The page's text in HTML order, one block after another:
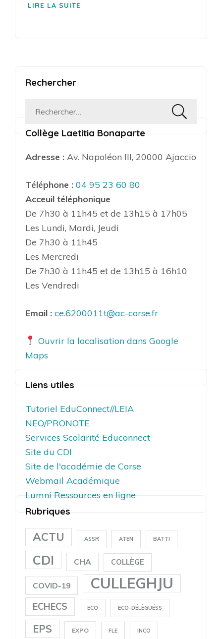
LIRE LA SUITE
Rechercher
Rechercher :
Collège Laetitia Bonaparte
Adresse : Av. Napoléon III, 20000 Ajaccio
Téléphone : 04 95 23 60 80
Acceuil téléphonique
De 7h30 à 11h45 et de 13h15 à 17h05
Les Lundi, Mardi, Jeudi
De 7h30 à 11h45
Les Mercredi
De 7h30 à 11h45 et de 13h15 à 16h10
Les Vendredi
Email : ce.6200011t@ac-corse.fr
Ouvrir la localisation dans Google
Maps
Liens utiles
Tutoriel EduConnect//LEIA
NEO/PRONOTE
Services Scolarité Educonnect
Site du CDI
Site de l'académie de Corse
Webmail Académique
Lumni Ressources en ligne
Rubriques
ACTU ASSR ATEN BATTI
CDI CHA COLLÈGE
COVID-19 CULLEGHJU
ECHECS ECO ECO-DÉLÈGUÉSS
EPS EXPO FLE INCO